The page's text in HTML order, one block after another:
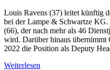
Louis Ravens (37) leitet künftig
bei der Lampe & Schwartze
(66), der nach mehr als 46
wird. Darüber hinaus
2022 die Position als Deputy
Weiterlesen